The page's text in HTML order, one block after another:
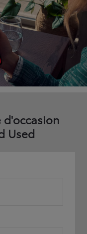
d'occasion
Used